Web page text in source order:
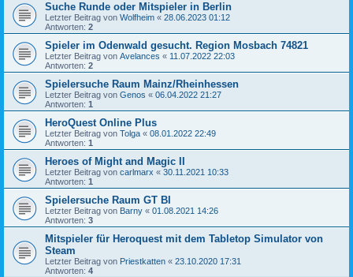
Suche Runde oder Mitspieler in Berlin
Letzter Beitrag von Wolfheim « 28.06.2023 01:12
Antworten: 2
Spieler im Odenwald gesucht. Region Mosbach 74821
Letzter Beitrag von Avelances « 11.07.2022 22:03
Antworten: 2
Spielersuche Raum Mainz/Rheinhessen
Letzter Beitrag von Genos « 06.04.2022 21:27
Antworten: 1
HeroQuest Online Plus
Letzter Beitrag von Tolga « 08.01.2022 22:49
Antworten: 1
Heroes of Might and Magic II
Letzter Beitrag von carlmarx « 30.11.2021 10:33
Antworten: 1
Spielersuche Raum GT BI
Letzter Beitrag von Barny « 01.08.2021 14:26
Antworten: 3
Mitspieler für Heroquest mit dem Tabletop Simulator von
Steam
Letzter Beitrag von Priestkatten « 23.10.2020 17:31
Antworten: 4